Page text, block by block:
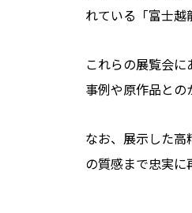
れている「富士越
これらの展覧会
事例や原作品との
なお、展示した
の質感まで忠実に